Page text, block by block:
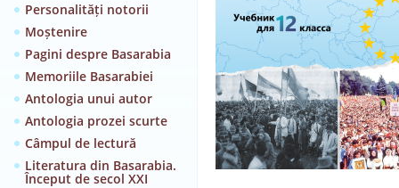
Personalități notorii
Moștenire
Pagini despre Basarabia
Memoriile Basarabiei
Antologia unui autor
Antologia prozei scurte
Câmpul de lectură
Literatura din Basarabia.
Început de secol XXI